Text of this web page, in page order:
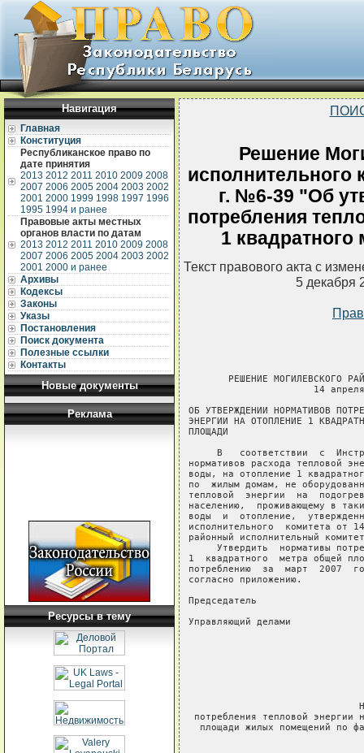
Навигация
Главная
Конституция
Республиканское право по
дате принятия
2013 2012 2011 2010 2009 2008
2007 2006 2005 2004 2003 2002
2001 2000 1999 1998 1997 1996
1995 1994 и ранее
Правовые акты местных
органов власти по датам
2013 2012 2011 2010 2009 2008
2007 2006 2005 2004 2003 2002
2001 2000 и ранее
Архивы
Кодексы
Законы
Указы
Постановления
Поиск документа
Полезные ссылки
Контакты
Новые документы
Реклама
Ресурсы в тему
Решение
исполнительного
г. №6-39 "Об
потребления
1
Текст правового акта с
5 декабря
РЕШЕНИЕ МОГИЛЕВСКОГО
14
ОБ УТВЕРЖДЕНИИ НОРМАТИВОВ
ЭНЕРГИИ НА ОТОПЛЕНИЕ 1
ПЛОЩАДИ
В   соответствии  с
нормативов расхода тепловой
воды, на отопление 1
по  жилым домам, не
тепловой  энергии  на
населению,  проживающему в
воды  и  отопление,
исполнительного  комитета
районный исполнительный
Утвердить  нормативы
1  квадратного  метра общей
потреблению  за  март  2007
согласно приложению.
Председатель
Управляющий делами
потребления тепловой энергии
площади жилых помещений по